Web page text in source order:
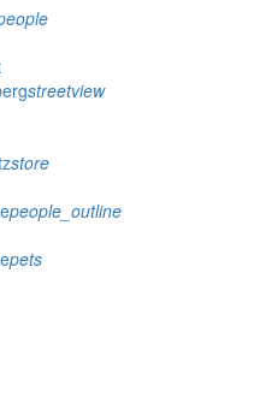
streetview
store
people_outline
pets